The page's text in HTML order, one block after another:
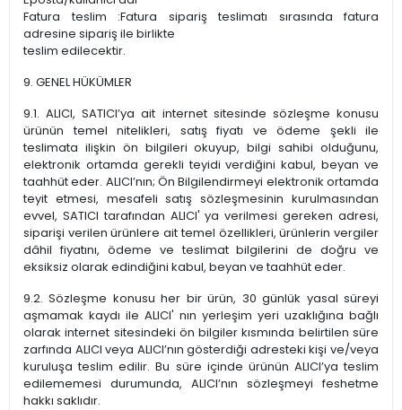
Fatura teslim :Fatura sipariş teslimatı sırasında fatura
adresine sipariş ile birlikte
teslim edilecektir.
9. GENEL HÜKÜMLER
9.1. ALICI, SATICI’ya ait internet sitesinde sözleşme konusu
ürünün temel nitelikleri, satış fiyatı ve ödeme şekli ile
teslimata ilişkin ön bilgileri okuyup, bilgi sahibi olduğunu,
elektronik ortamda gerekli teyidi verdiğini kabul, beyan ve
taahhüt eder. ALICI’nın; Ön Bilgilendirmeyi elektronik ortamda
teyit etmesi, mesafeli satış sözleşmesinin kurulmasından
evvel, SATICI tarafından ALICI' ya verilmesi gereken adresi,
siparişi verilen ürünlere ait temel özellikleri, ürünlerin vergiler
dâhil fiyatını, ödeme ve teslimat bilgilerini de doğru ve
eksiksiz olarak edindiğini kabul, beyan ve taahhüt eder.
9.2. Sözleşme konusu her bir ürün, 30 günlük yasal süreyi
aşmamak kaydı ile ALICI' nın yerleşim yeri uzaklığına bağlı
olarak internet sitesindeki ön bilgiler kısmında belirtilen süre
zarfında ALICI veya ALICI’nın gösterdiği adresteki kişi ve/veya
kuruluşa teslim edilir. Bu süre içinde ürünün ALICI’ya teslim
edilememesi durumunda, ALICI’nın sözleşmeyi feshetme
hakkı saklıdır.